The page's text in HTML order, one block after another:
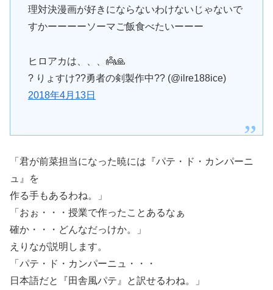
理対決漫画が好きにならないわけないじゃないで
すかーーーーソーマご飯食べたいーーー
ヒロアカは、、、👼🙏
? りょすけ??勇者の剣製作中?? (@ilre188ice)
2018年4月13日
「君が前菜担当になった暁には『パテ・ド・カンパーニ
ュ』を
作る手もあるわね。」
「おぉ・・・授業で作ったことあるなぁ
確か・・・どんなだっけか。」
えりなが説明します。
「パテ・ド・カンパーニュ・・・
日本語だと『田舎風パテ』と訳せるわね。」